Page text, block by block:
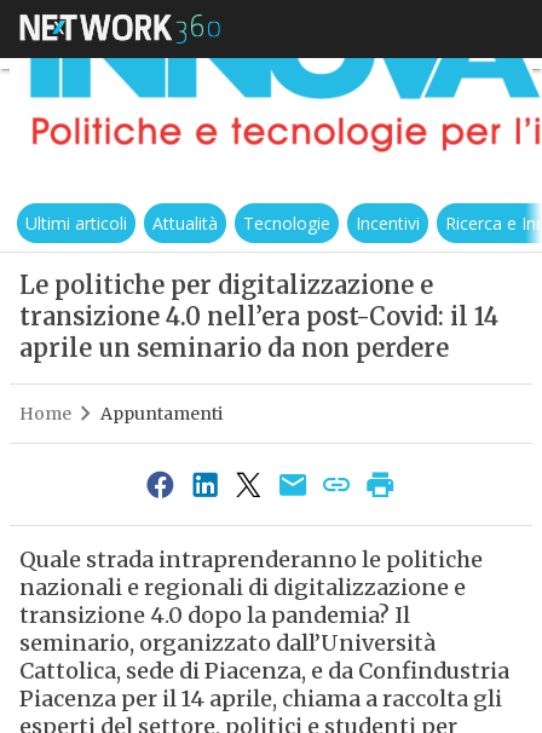
Ultimi articoli Attualità Tecnologie Incentivi Ricerca e
Le politiche per digitalizzazione e
transizione 4.0 nell’era post-Covid: il 14
aprile un seminario da non perdere
Home Appuntamenti
Quale strada intraprenderanno le politiche
nazionali e regionali di digitalizzazione e
transizione 4.0 dopo la pandemia? Il
seminario, organizzato dall’Università
Cattolica, sede di Piacenza, e da Confindustria
Piacenza per il 14 aprile, chiama a raccolta gli
esperti del settore, politici e studenti per